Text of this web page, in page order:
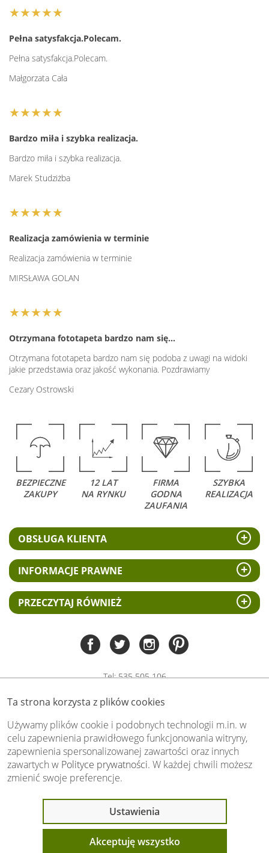
Ta strona korzysta z plików cookies
Używamy plików cookie i podobnych technologii m.in. w
celu zapewnienia prawidłowego funkcjonowania witryny,
zapewnienia spersonalizowanej zawartości oraz innych
zawartych w Polityce prywatności. W każdej chwili możesz
zmienić swoje preferencje.
Ustawienia
Akceptuję wszystko
★★★★★
Pełna satysfakcja.Polecam.
Pełna satysfakcja.Polecam.
Małgorzata Cała
★★★★★
Bardzo miła i szybka realizacja.
Bardzo miła i szybka realizacja.
Marek Studziżba
★★★★★
Realizacja zamówienia w terminie
Realizacja zamówienia w terminie
MIRSŁAWA GOLAN
★★★★★
Otrzymana fototapeta bardzo nam się…
Otrzymana fototapeta bardzo nam się podoba z uwagi na widoki
jakie przedstawia oraz jakość wykonania. Pozdrawiamy
Cezary Ostrowski
BEZPIECZNE
ZAKUPY
12 LAT
NA RYNKU
FIRMA
GODNA
ZAUFANIA
SZYBKA
REALIZACJA
OBSŁUGA KLIENTA
INFORMACJE PRAWNE
PRZECZYTAJ RÓWNIEŻ
Tel:535 505 106
biuro@swiat-obrazow.pl
Copyright by swiat-obrazow.pl 2026,
Wszelkie prawa zastrzeżone
Stronę oceniło już13710osób.
Otrzymaliśmy4.89pkt. na 5możliwych.
Oceń nas również Ty: